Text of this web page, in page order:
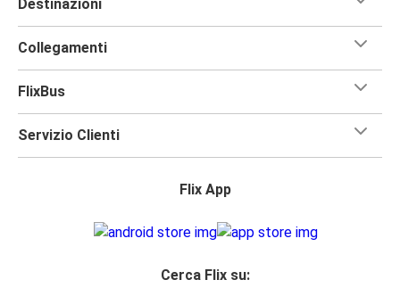
Destinazioni
Collegamenti
FlixBus
Servizio Clienti
Flix App
Cerca Flix su: